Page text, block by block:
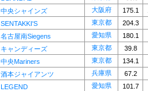
中央シャインズ 大阪府 175.1
SENTAKKI'S 東京都
204.3
名古屋南Siegens 愛知県
180.1
キャンディーズ 東京都
39.8
中央Mariners 東京都
134.1
酒本ジャイアンツ 兵庫県
67.2
LEGEND 愛知県
101.7